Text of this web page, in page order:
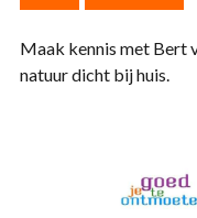
Maak kennis met Bert
natuur dicht bij huis.